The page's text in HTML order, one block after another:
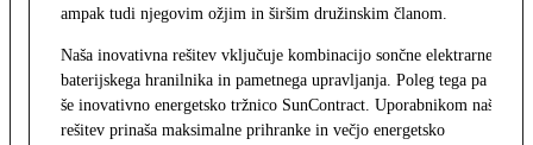
ampak tudi njegovim ožjim in širšim družinskim članom.
Naša inovativna rešitev vključuje kombinacijo sončne elektrarne,
baterijskega hranilnika in pametnega upravljanja. Poleg tega pa
še inovativno energetsko tržnico SunContract. Uporabnikom naša
rešitev prinaša maksimalne prihranke in večjo energetsko